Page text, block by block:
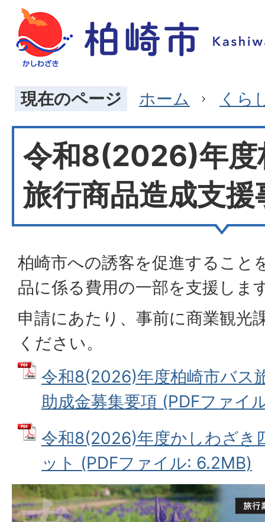
現在のページ ホーム くら
令和8(2026)年度
旅行商品造成支援
柏崎市への誘客を促進すること
品に係る費用の一部を支援しま
申請にあたり、事前に商業観光
ください。
令和8(2026)年度柏崎市バス
助成金募集要項 (PDFファイ
令和8(2026)年度かしわざき
ット (PDFファイル: 6.2MB)